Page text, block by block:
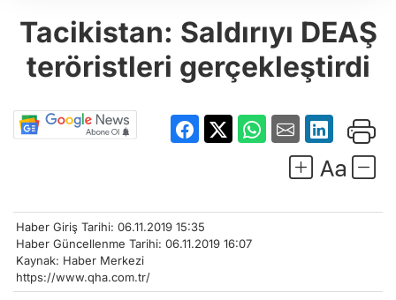
Tacikistan: Saldırıyı DEAŞ
teröristleri gerçekleştirdi
Haber Giriş Tarihi: 06.11.2019 15:35
Haber Güncellenme Tarihi: 06.11.2019 16:07
Kaynak: Haber Merkezi
https://www.qha.com.tr/